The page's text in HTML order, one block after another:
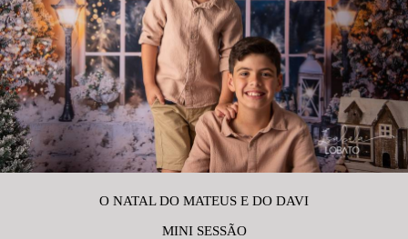
O NATAL DO MATEUS E DO DAVI
MINI SESSÃO